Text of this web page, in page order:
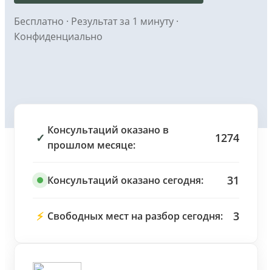
Бесплатно · Результат за 1 минуту ·
Конфиденциально
✓
Консультаций оказано в
прошлом месяце:
1274
Консультаций оказано сегодня: 31
⚡ Свободных мест на разбор сегодня: 3